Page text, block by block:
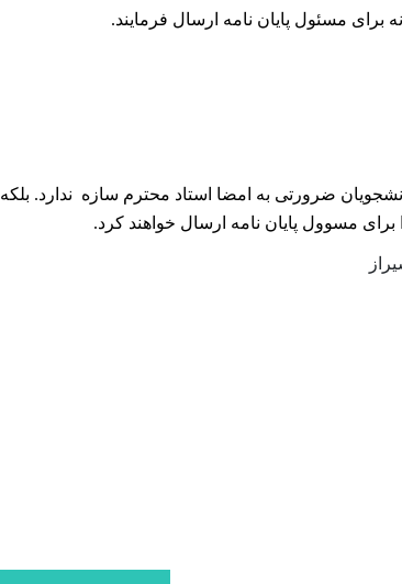
برای مسئول پایان نامه ارسال فرمایند.
ضرورتی به امضا استاد محترم سازه ندارد. بلکه
مسوول پایان نامه ارسال خواهند کرد.